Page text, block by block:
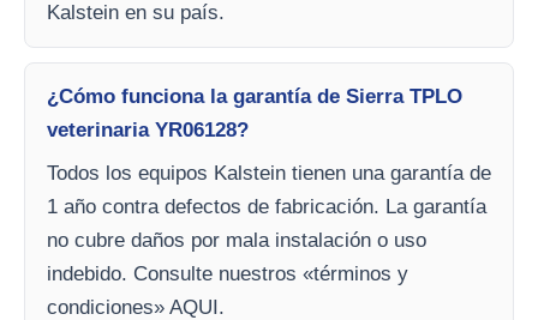
Kalstein en su país.
¿Cómo funciona la garantía de Sierra TPLO
veterinaria YR06128?
Todos los equipos Kalstein tienen una garantía de
1 año contra defectos de fabricación. La garantía
no cubre daños por mala instalación o uso
indebido. Consulte nuestros «términos y
condiciones» AQUI.